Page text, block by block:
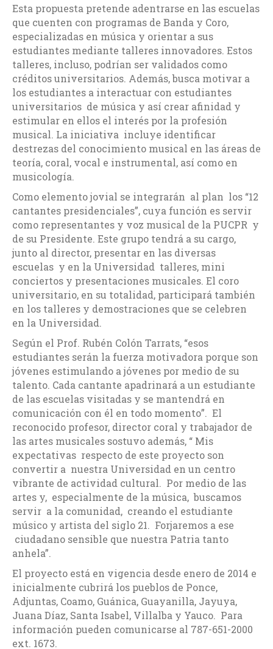
Esta propuesta pretende adentrarse en las escuelas
que cuenten con programas de Banda y Coro,
especializadas en música y orientar a sus
estudiantes mediante talleres innovadores. Estos
talleres, incluso, podrían ser validados como
créditos universitarios. Además, busca motivar a
los estudiantes a interactuar con estudiantes
universitarios de música y así crear afinidad y
estimular en ellos el interés por la profesión
musical. La iniciativa incluye identificar
destrezas del conocimiento musical en las áreas de
teoría, coral, vocal e instrumental, así como en
musicología.
Como elemento jovial se integrarán al plan los “12
cantantes presidenciales”, cuya función es servir
como representantes y voz musical de la PUCPR y
de su Presidente. Este grupo tendrá a su cargo,
junto al director, presentar en las diversas
escuelas y en la Universidad talleres, mini
conciertos y presentaciones musicales. El coro
universitario, en su totalidad, participará también
en los talleres y demostraciones que se celebren
en la Universidad.
Según el Prof. Rubén Colón Tarrats, “esos
estudiantes serán la fuerza motivadora porque son
jóvenes estimulando a jóvenes por medio de su
talento. Cada cantante apadrinará a un estudiante
de las escuelas visitadas y se mantendrá en
comunicación con él en todo momento”. El
reconocido profesor, director coral y trabajador de
las artes musicales sostuvo además, “ Mis
expectativas respecto de este proyecto son
convertir a nuestra Universidad en un centro
vibrante de actividad cultural. Por medio de las
artes y, especialmente de la música, buscamos
servir a la comunidad, creando el estudiante
músico y artista del siglo 21. Forjaremos a ese
ciudadano sensible que nuestra Patria tanto
anhela”.
El proyecto está en vigencia desde enero de 2014 e
inicialmente cubrirá los pueblos de Ponce,
Adjuntas, Coamo, Guánica, Guayanilla, Jayuya,
Juana Díaz, Santa Isabel, Villalba y Yauco. Para
información pueden comunicarse al 787-651-2000
ext. 1673.